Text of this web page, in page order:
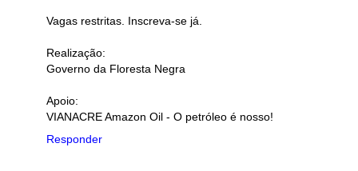
Vagas restritas. Inscreva-se já.
Realização:
Governo da Floresta Negra
Apoio:
VIANACRE Amazon Oil - O petróleo é nosso!
Responder